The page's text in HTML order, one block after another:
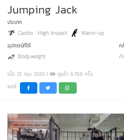
Jumping Jack
ประเภท
Cardio : High Impact Warm-up
อุปกรณ์ที่ใช้
Bodyweight
ก
ก้
เมื่อ 25 Apr 2020 | ดูแล้ว 9,768 ครั้ง
แชร์